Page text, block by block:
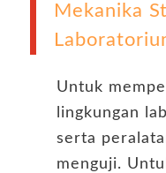
Mekanika
Untuk
lingkungan
serta
menguji.